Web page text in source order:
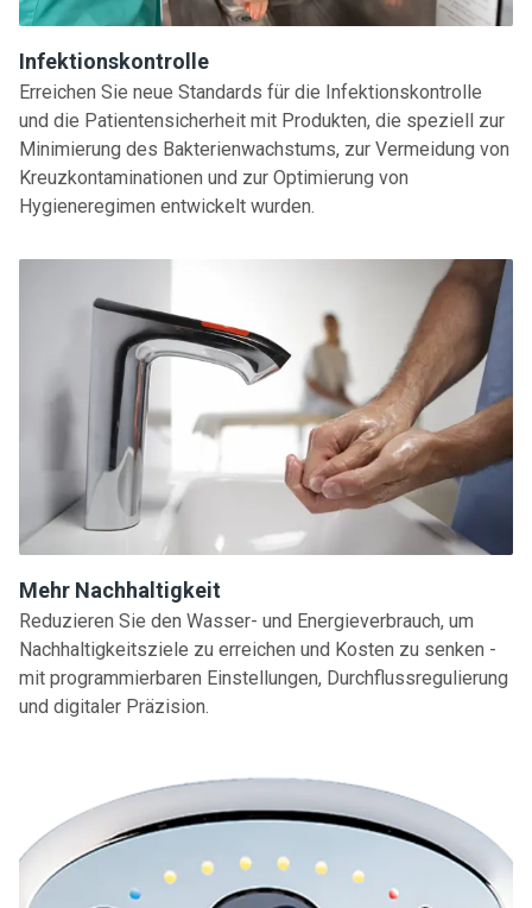
Infektionskontrolle
Erreichen Sie neue Standards für die Infektionskontrolle
und die Patientensicherheit mit Produkten, die speziell zur
Minimierung des Bakterienwachstums, zur Vermeidung von
Kreuzkontaminationen und zur Optimierung von
Hygieneregimen entwickelt wurden.
Mehr Nachhaltigkeit
Reduzieren Sie den Wasser- und Energieverbrauch, um
Nachhaltigkeitsziele zu erreichen und Kosten zu senken -
mit programmierbaren Einstellungen, Durchflussregulierung
und digitaler Präzision.